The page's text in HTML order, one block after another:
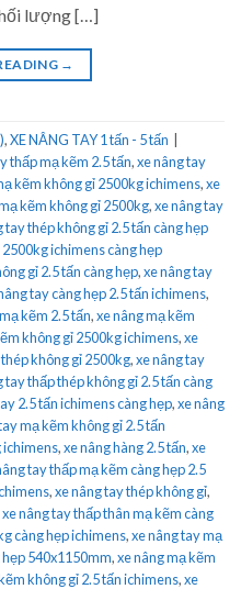
lượng […]
→
,XE NÂNG TAY 1 tấn - 5 tấn
thấp mạ kẽm 2.5 tấn,xe nâng tay
kẽm không gỉ 2500kg ichimens,xe
kẽm không gỉ 2500kg,xe nâng tay
tay thép không gỉ 2.5 tấn càng hẹp
ichimens càng hẹp
gỉ 2.5 tấn càng hẹp,xe nâng tay
tay càng hẹp 2.5 tấn ichimens,
kẽm 2.5 tấn,xe nâng mạ kẽm
không gỉ 2500kg ichimens,xe
không gỉ 2500kg,xe nâng tay
tay thấp thép không gỉ 2.5 tấn càng
2.5 tấn ichimens càng hẹp,xe nâng
mạ kẽm không gỉ 2.5 tấn
ichimens,xe nâng hàng 2.5 tấn,xe
tay thấp mạ kẽm càng hẹp 2.5
,xe nâng tay thép không gỉ,
xe nâng tay thấp thân mạ kẽm càng
càng hẹp ichimens,xe nâng tay mạ
540x1150mm,xe nâng mạ kẽm
không gỉ 2.5 tấn ichimens,xe